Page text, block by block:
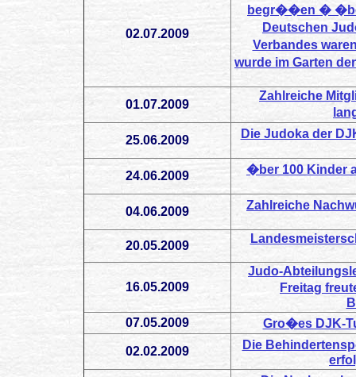
02.07.2009
begr��en �
Deutschen
Verbandes
wurde im Garten
01.07.2009
Zahlreiche
25.06.2009 Die Judoka der
24.06.2009 �ber 100 Kinder
04.06.2009 Zahlreiche
20.05.2009
16.05.2009
Judo-
Freitag
07.05.2009
Gro�es DJK-
02.02.2009
Die